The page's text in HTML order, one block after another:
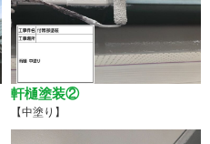
軒樋塗装②
【中塗り】